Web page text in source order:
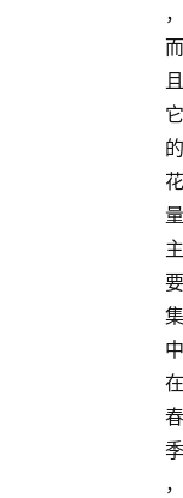
，
而
且
它
的
花
量
主
要
集
中
在
春
季
，